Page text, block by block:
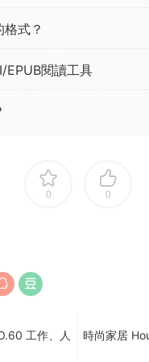
式？
EPUB閱讀工具
0 0
工作、人
時尚家居